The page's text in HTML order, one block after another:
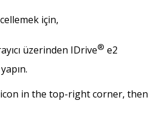
için,
üzerinden IDrive® e2
in the top-right corner, then